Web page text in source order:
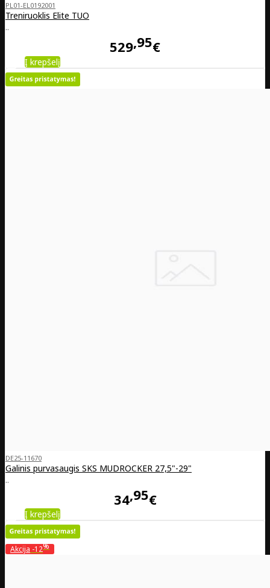
PL01-EL0192001
Treniruoklis Elite TUO
..
529 95€
Į krepšelį
DE25-11670
Galinis purvasaugis SKS MUDROCKER 27,5"-29"
..
34 95€
Į krepšelį
Akcija -12%